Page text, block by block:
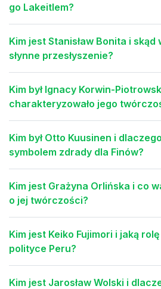
go Lakeitlem?
Kim jest Stanisław Bonita i skąd
słynne przesłyszenie?
Kim był Ignacy Korwin-
charakteryzowało jego
Kim był Otto Kuusinen i
symbolem zdrady dla Finów?
Kim jest Grażyna Orlińska i co
o jej twórczości?
Kim jest Keiko Fujimori i jaką
polityce Peru?
Kim jest Jarosław Wolski i